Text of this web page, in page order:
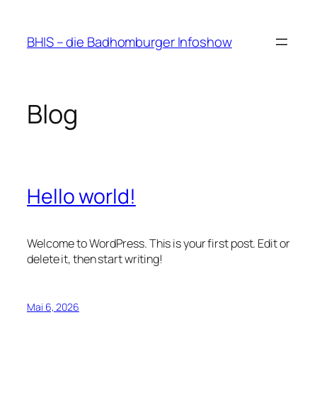
springen
BHIS – die Badhomburger Infoshow
Blog
Hello world!
Welcome to WordPress. This is your first post. Edit or
delete it, then start writing!
Mai 6, 2026